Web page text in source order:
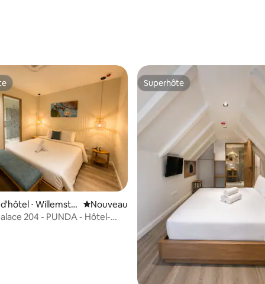
⋅ Willemsta
Nouvel hébergement
Nouveau
204 - PUNDA - Hôtel-
Superhôte
Superhôte